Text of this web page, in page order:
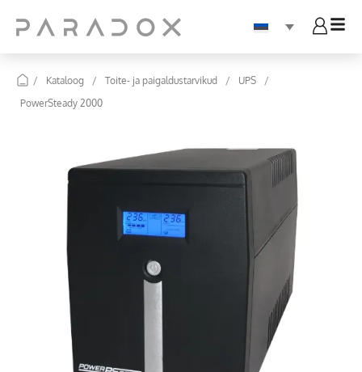
/ Kataloog / Toite- ja paigaldustarvikud / UPS
/
PowerSteady 2000